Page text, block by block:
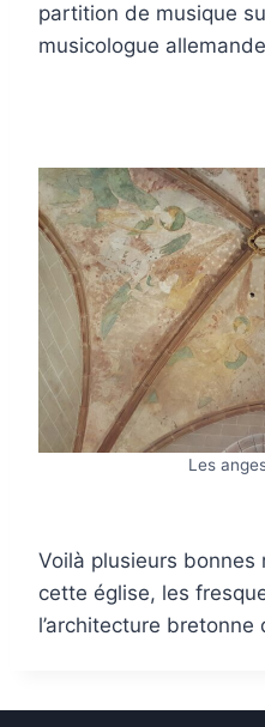
partition de musique
musicologue
Les
Voilà plusieurs bonnes
cette église, les
l’architecture bretonne